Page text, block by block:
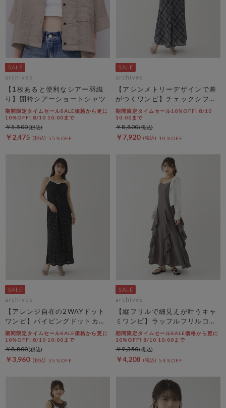
archives
【1枚あると便利なシアー羽織
り】開衿シアーショートシャツ
期間限定タイムセールSALE価格から更に
10%OFF! 8/10 10:00まで
￥2,475 55％OFF
￥5,500
archives
【アシンメトリーデザインで差
がつくワンピ】チェックシフォ
ンドロストキャミワンピース
期間限定タイムセール10%OFF! 8/10
10:00まで
￥7,920 10％OFF
￥8,800
archives
【アレンジ自在の2WAYドット
ワンピ】パイピングドットカッ
トＪＱキャミワンピース
期間限定タイムセールSALE価格から更に
10%OFF! 8/10 10:00まで
￥3,960 55％OFF
￥8,800
archives
【縦フリルで細見えが叶うキャ
ミワンピ】ラッフルフリルコッ
トン楊柳キャミワンピース
期間限定タイムセールSALE価格から更に
10%OFF! 8/10 10:00まで
￥4,208 54％OFF
￥9,350